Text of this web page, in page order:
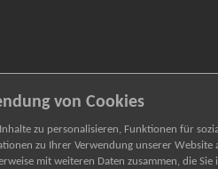
von Cookies
zu personalisieren, Funktionen für
zu Ihrer Verwendung unserer
mit weiteren Daten zusammen, die